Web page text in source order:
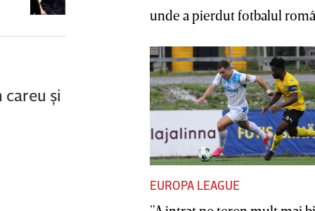
primit cetăţenia australiană
careu şi
unde a pierdut fotbalul
EUROPA LEAGUE